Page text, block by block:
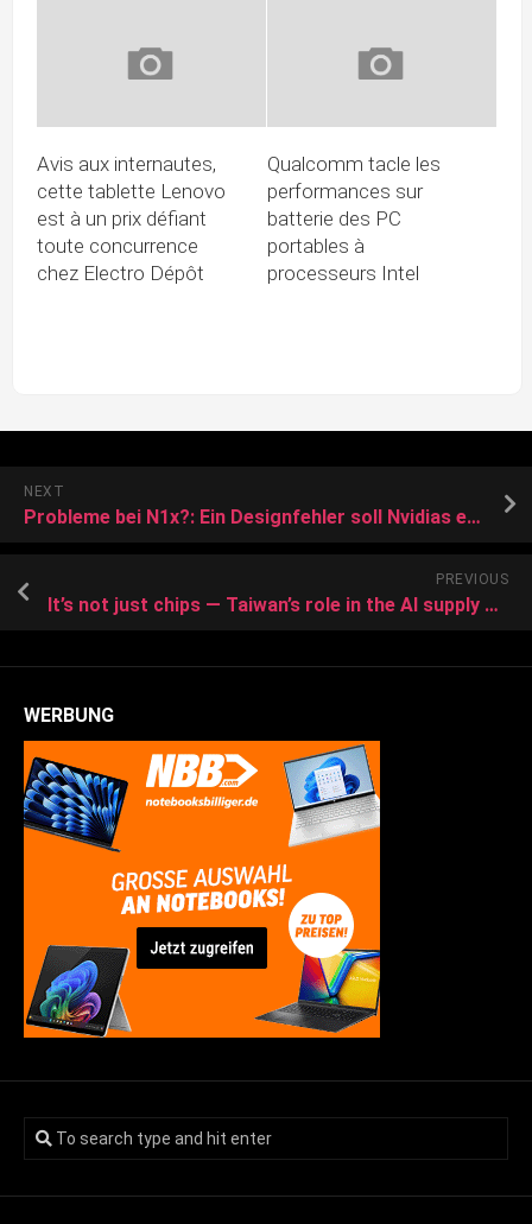
Avis aux internautes,
cette tablette Lenovo
est à un prix défiant
toute concurrence
chez Electro Dépôt
Qualcomm tacle les
performances sur
batterie des PC
portables à
processeurs Intel
NEXT
Probleme bei N1x?: Ein Designfehler soll Nvidias eigenen PC-Chip verzögern
PREVIOUS
It’s not just chips — Taiwan’s role in the AI supply chain is massive
WERBUNG